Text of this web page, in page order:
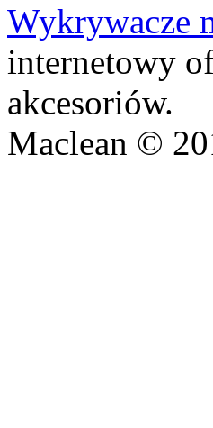
Wykrywacze
internetowy
akcesoriów.
Maclean ©